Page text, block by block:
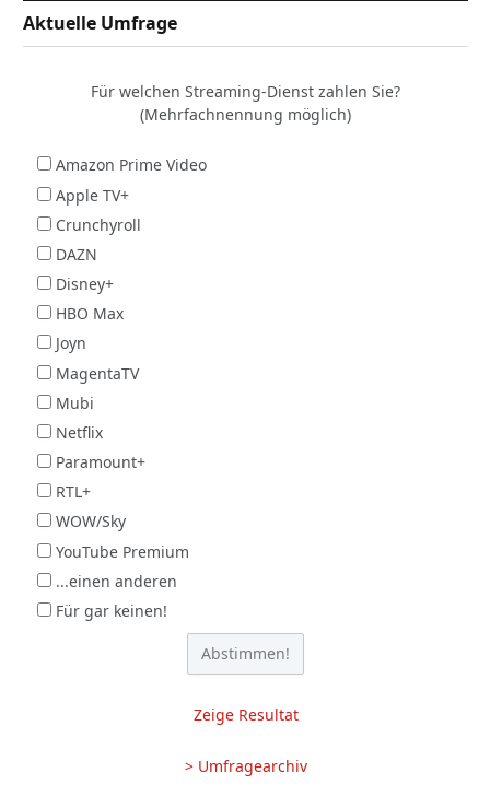
Aktuelle Umfrage
Für welchen Streaming-Dienst zahlen Sie?
(Mehrfachnennung möglich)
Amazon Prime Video
Apple TV+
Crunchyroll
DAZN
Disney+
HBO Max
Joyn
MagentaTV
Mubi
Netflix
Paramount+
RTL+
WOW/Sky
YouTube Premium
...einen anderen
Für gar keinen!
Zeige Resultat
> Umfragearchiv